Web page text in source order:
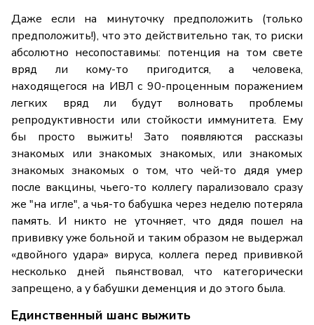
Даже если на минуточку предположить (только
предположить!), что это действительно так, то риски
абсолютно несопоставимы: потенция на том свете
вряд ли кому-то пригодится, а человека,
находящегося на ИВЛ с 90-проценным поражением
легких вряд ли будут волновать проблемы
репродуктивности или стойкости иммунитета. Ему
бы просто выжить! Зато появляются рассказы
знакомых или знакомых знакомых, или знакомых
знакомых знакомых о том, что чей-то дядя умер
после вакцины, чьего-то коллегу парализовало сразу
же "на игле", а чья-то бабушка через неделю потеряла
память. И никто не уточняет, что дядя пошел на
прививку уже больной и таким образом не выдержал
«двойного удара» вируса, коллега перед прививкой
несколько дней пьянствовал, что категорически
запрещено, а у бабушки деменция и до этого была.
Единственный шанс выжить